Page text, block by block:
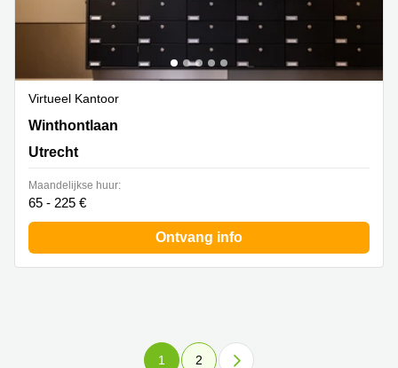
Virtueel Kantoor
Winthontlaan 200, Utrecht
Winthontlaan
Utrecht
Maandelijkse huur:
65 - 225 €
Ontvang info
1 2